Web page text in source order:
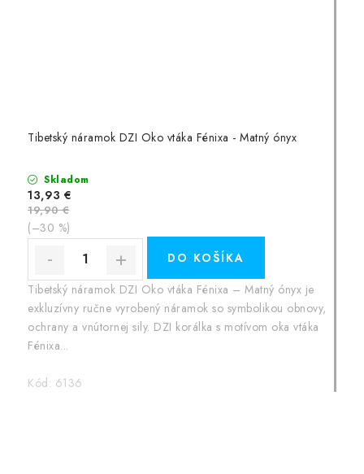
Tibetský náramok DZI Oko vtáka Fénixa - Matný ónyx
Skladom
13,93 €
19,90 €
(–30 %)
DO KOŠÍKA
Tibetský náramok DZI Oko vtáka Fénixa – Matný ónyx je
exkluzívny ručne vyrobený náramok so symbolikou obnovy,
ochrany a vnútornej sily. DZI korálka s motívom oka vtáka
Fénixa...
Kód: 6136